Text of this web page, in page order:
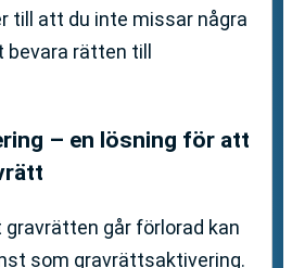
till att du inte missar några
rätten till
– en lösning för att
går förlorad kan
som gravrättsaktivering.